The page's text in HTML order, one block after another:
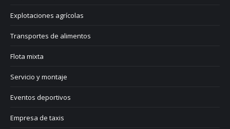
Explotaciones agrícolas
Transportes de alimentos
Flota mixta
Servicio y montaje
Eventos deportivos
Empresa de taxis